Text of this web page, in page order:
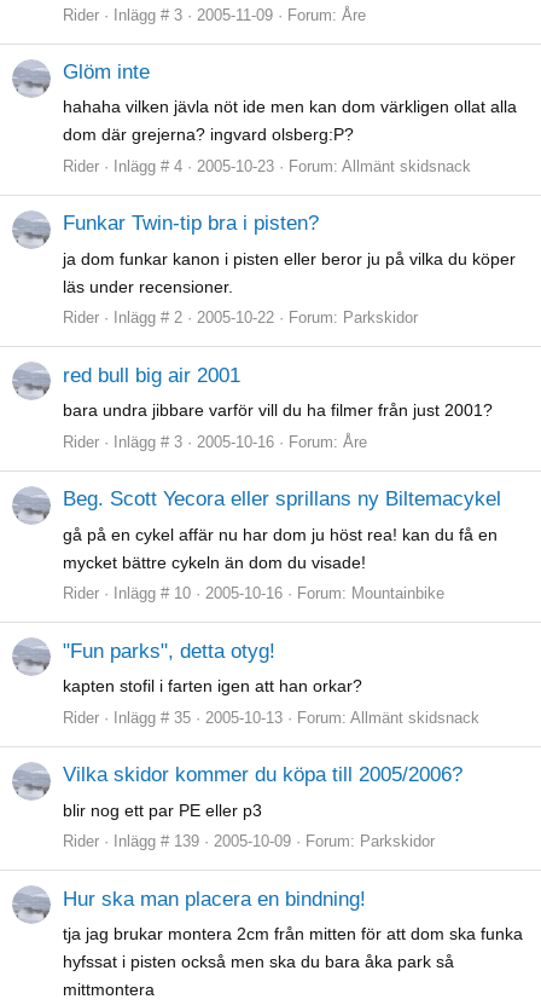
Rider Inlägg # 3 2005-11-09 Forum: Åre
Glöm inte
hahaha vilken jävla nöt ide men kan dom värkligen ollat alla
dom där grejerna? ingvard olsberg:P?
Rider Inlägg # 4 2005-10-23 Forum: Allmänt skidsnack
Funkar Twin-tip bra i pisten?
ja dom funkar kanon i pisten eller beror ju på vilka du köper
läs under recensioner.
Rider Inlägg # 2 2005-10-22 Forum: Parkskidor
red bull big air 2001
bara undra jibbare varför vill du ha filmer från just 2001?
Rider Inlägg # 3 2005-10-16 Forum: Åre
Beg. Scott Yecora eller sprillans ny Biltemacykel
gå på en cykel affär nu har dom ju höst rea! kan du få en
mycket bättre cykeln än dom du visade!
Rider Inlägg # 10 2005-10-16 Forum: Mountainbike
"Fun parks", detta otyg!
kapten stofil i farten igen att han orkar?
Rider Inlägg # 35 2005-10-13 Forum: Allmänt skidsnack
Vilka skidor kommer du köpa till 2005/2006?
blir nog ett par PE eller p3
Rider Inlägg # 139 2005-10-09 Forum: Parkskidor
Hur ska man placera en bindning!
tja jag brukar montera 2cm från mitten för att dom ska funka
hyfssat i pisten också men ska du bara åka park så
mittmontera